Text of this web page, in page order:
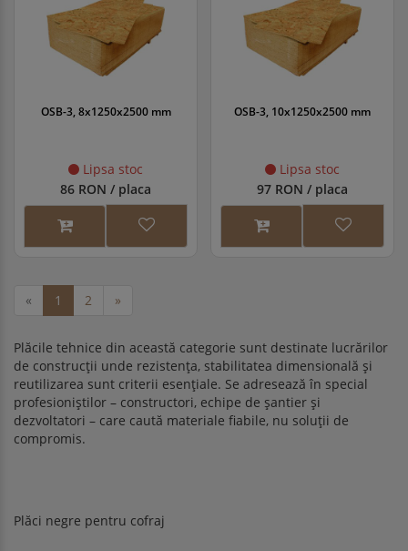
OSB-3, 8x1250x2500 mm
Lipsa stoc
86 RON / placa
OSB-3, 10x1250x2500 mm
Lipsa stoc
97 RON / placa
« 1 2 »
Plăcile tehnice din această categorie sunt destinate lucrărilor
de construcții unde rezistența, stabilitatea dimensională și
reutilizarea sunt criterii esențiale. Se adresează în special
profesioniștilor – constructori, echipe de șantier și
dezvoltatori – care caută materiale fiabile, nu soluții de
compromis.
Plăci negre pentru cofraj